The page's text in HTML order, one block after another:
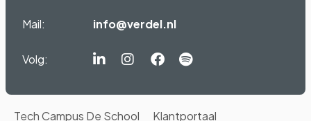
Mail: info@verdel.nl
Volg:
Linkedin-Instagram
Facebook
Spotify
Tech Campus De School Klantportaal